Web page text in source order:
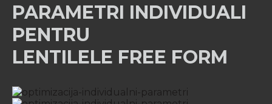
PARAMETRI INDIVIDUALI
PENTRU
LENTILELE FREE FORM